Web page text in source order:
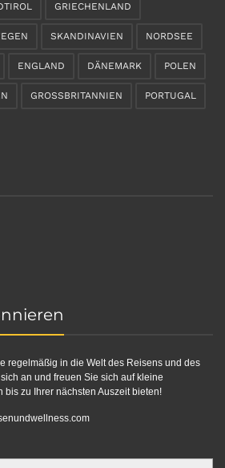
GRIECHENLAND
SKANDINAVIEN NORDSEE
ENGLAND DÄNEMARK POLEN
GROSSBRITANNIEN PORTUGAL
regelmäßig in die Welt des Reisens und des
an und freuen Sie sich auf kleine
bis zu Ihrer nächsten Auszeit bieten!